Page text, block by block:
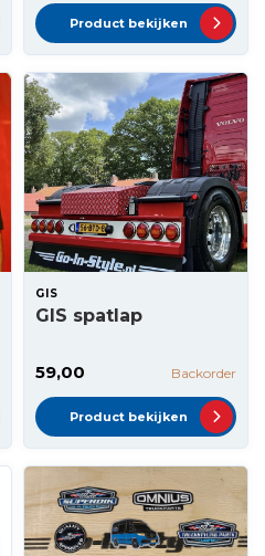
Product bekijken
GIS
GIS spatlap
59,00 Backorder
Product bekijken